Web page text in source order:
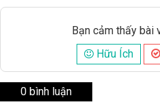
Bạn cảm thấy bài
Hữu Ích
0 bình luận